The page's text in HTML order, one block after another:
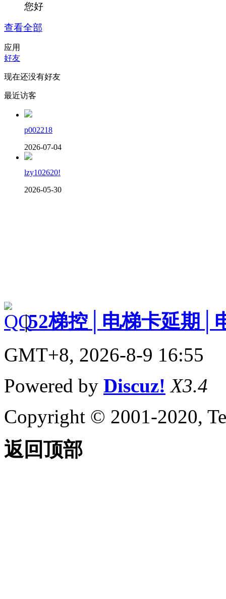
您好
查看全部
应用
好友
现在还没有好友
最近访客
p002218
2026-07-04
lzy102620!
2026-05-30
|52梯控│电梯卡延期│
GMT+8, 2026-8-9 16:55
Powered by Discuz! X3.4
Copyright © 2001-2020,
返回顶部